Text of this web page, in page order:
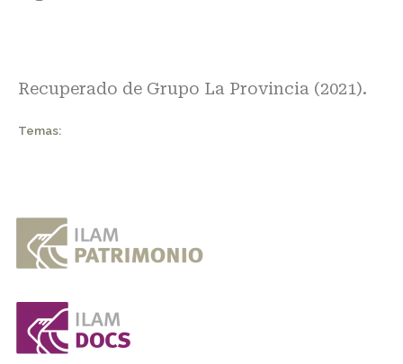
Recuperado de Grupo La Provincia (2021).
Temas: